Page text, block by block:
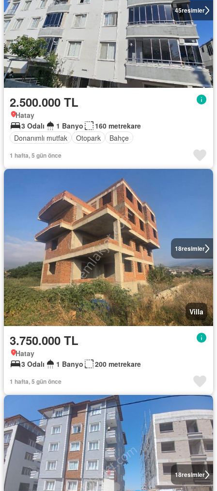
45resimler
2.500.000 TL
Hatay
3 Odalı
1 Banyo
160 metrekare
Donanımlı mutfak
Otopark Bahçe
1 hafta, 5 gün önce
18resimler
Villa
3.750.000 TL
Hatay
3 Odalı
1 Banyo 200 metrekare
1 hafta, 5 gün önce
18resimler